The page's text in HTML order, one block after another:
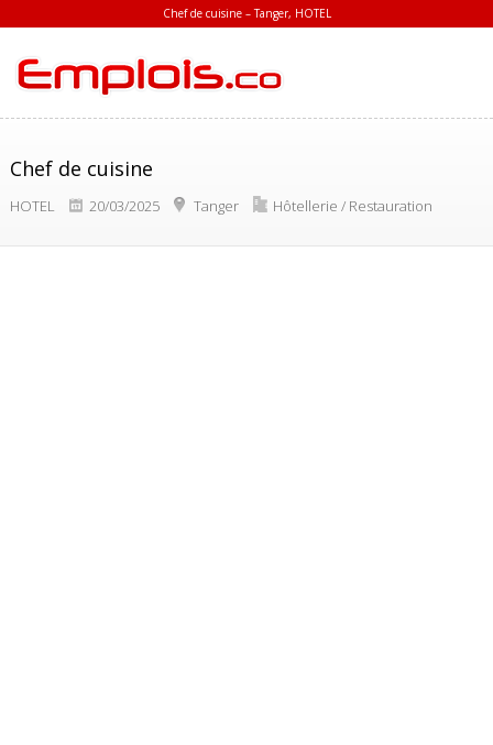
Chef de cuisine – Tanger, HOTEL
Chef de cuisine
HOTEL 20/03/2025 Tanger Hôtellerie / Restauration